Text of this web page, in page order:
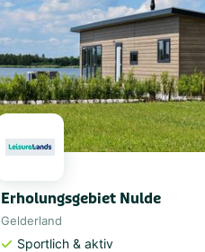
Erholungsgebiet Nulde
Gelderland
Sportlich & aktiv